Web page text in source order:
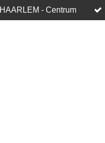
HAARLEM - Centrum